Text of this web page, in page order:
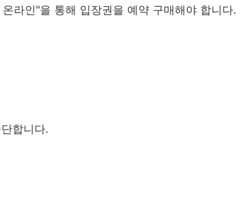
라인"을 통해 입장권을 예약 구매해야 합니다.
합니다.